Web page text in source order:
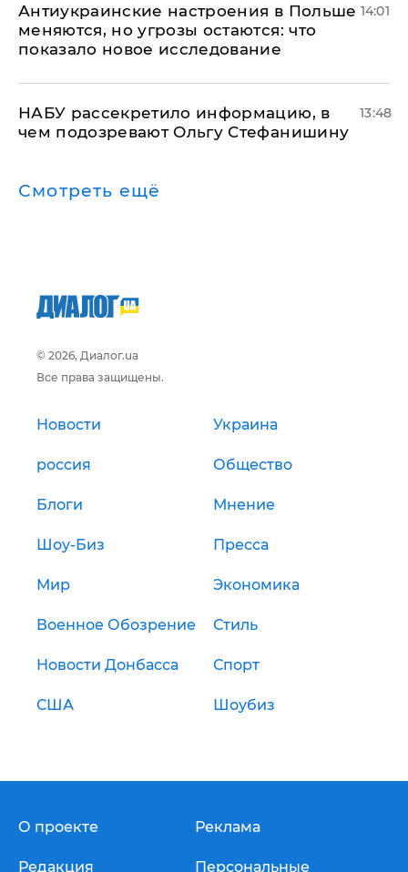
Антиукраинские настроения в Польше
меняются, но угрозы остаются: что
показало новое исследование
14:01
НАБУ рассекретило информацию, в
чем подозревают Ольгу Стефанишину
13:48
Смотреть ещё
© 2026, Диалог.ua
Все права защищены.
Новости Украина
россия Общество
Блоги Мнение
Шоу-Биз Пресса
Мир Экономика
Военное Обозрение Стиль
Новости Донбасса Спорт
США Шоубиз
О проекте
Редакция
Реклама
Персональные